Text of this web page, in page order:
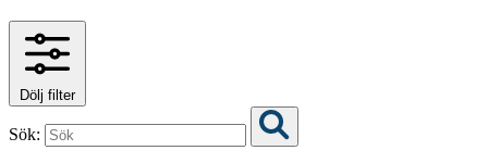
Dölj filter
Sök: